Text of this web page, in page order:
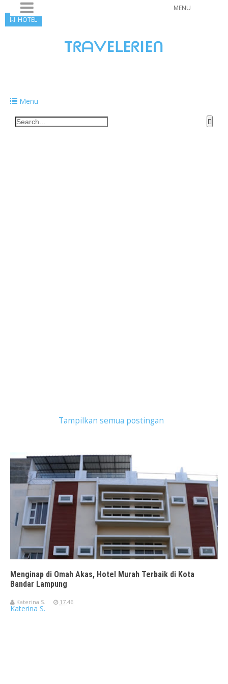
MENU
TᖇᗩᐯEᒪEᖇIEᑎ
Menu
Tampilkan semua postingan
Menginap di Omah Akas, Hotel Murah Terbaik di Kota
Bandar Lampung
HOTEL
Katerina S. 17.46
Katerina S.